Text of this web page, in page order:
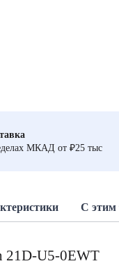
МКАД от ₽25 тыс
С этим
21D-U5-0EWT